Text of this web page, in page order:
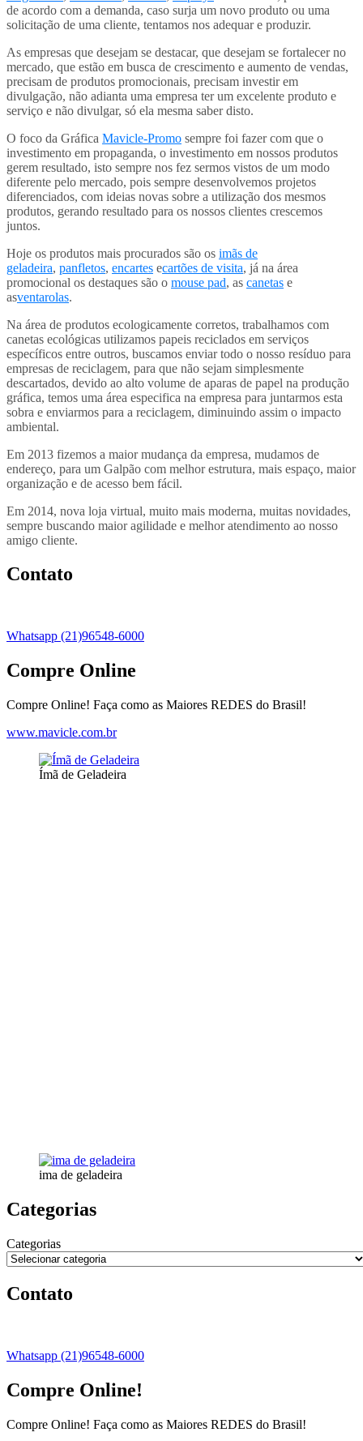
de acordo com a demanda, caso surja um novo produto ou uma
solicitação de uma cliente, tentamos nos adequar e produzir.
As empresas que desejam se destacar, que desejam se fortalecer no
mercado, que estão em busca de crescimento e aumento de vendas,
precisam de produtos promocionais, precisam investir em
divulgação, não adianta uma empresa ter um excelente produto e
serviço e não divulgar, só ela mesma saber disto.
O foco da Gráfica Mavicle-Promo sempre foi fazer com que o
investimento em propaganda, o investimento em nossos produtos
gerem resultado, isto sempre nos fez sermos vistos de um modo
diferente pelo mercado, pois sempre desenvolvemos projetos
diferenciados, com ideias novas sobre a utilização dos mesmos
produtos, gerando resultado para os nossos clientes crescemos
juntos.
Hoje os produtos mais procurados são os imãs de
geladeira, panfletos, encartes ecartões de visita, já na área
promocional os destaques são o mouse pad, as canetas e
asventarolas.
Na área de produtos ecologicamente corretos, trabalhamos com
canetas ecológicas utilizamos papeis reciclados em serviços
específicos entre outros, buscamos enviar todo o nosso resíduo para
empresas de reciclagem, para que não sejam simplesmente
descartados, devido ao alto volume de aparas de papel na produção
gráfica, temos uma área especifica na empresa para juntarmos esta
sobra e enviarmos para a reciclagem, diminuindo assim o impacto
ambiental.
Em 2013 fizemos a maior mudança da empresa, mudamos de
endereço, para um Galpão com melhor estrutura, mais espaço, maior
organização e de acesso bem fácil.
Em 2014, nova loja virtual, muito mais moderna, muitas novidades,
sempre buscando maior agilidade e melhor atendimento ao nosso
amigo cliente.
Contato
Whatsapp (21)96548-6000
Compre Online
Compre Online! Faça como as Maiores REDES do Brasil!
www.mavicle.com.br
Ímã de Geladeira
ima de geladeira
Categorias
Categorias
Contato
Whatsapp (21)96548-6000
Compre Online!
Compre Online! Faça como as Maiores REDES do Brasil!